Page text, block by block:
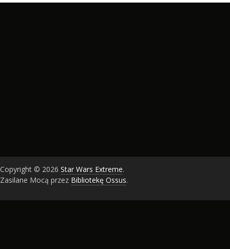
Copyright © 2026 Star Wars Extreme.
Zasilane Mocą przez Bibliotekę Ossus.